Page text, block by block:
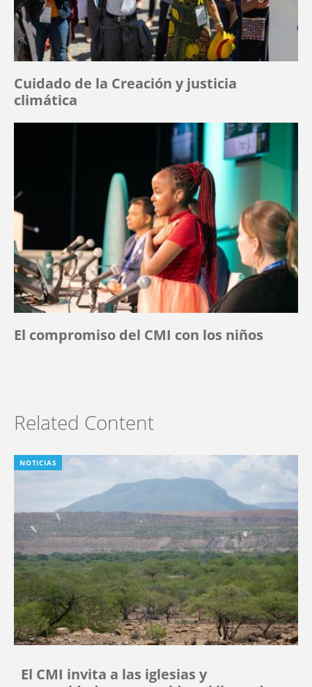
Cuidado de la Creación y justicia
climática
El compromiso del CMI con los niños
Related Content
NOTICIAS
El CMI invita a las iglesias y